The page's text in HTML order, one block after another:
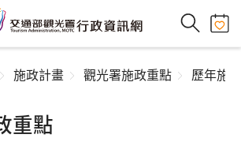
施政計畫 觀光署施政重點 歷年施
重點